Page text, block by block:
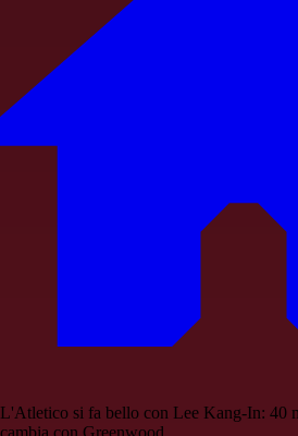
L'Atletico si fa bello con Lee Kang-In: 40